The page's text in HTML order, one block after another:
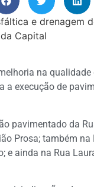
na
execução de
pavimentado da
Prosa; também
e ainda na Rua